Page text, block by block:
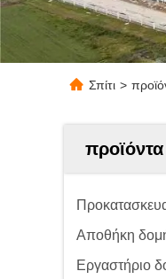
Σπίτι >
προϊόντα
Αποθήκη
Εργαστήριο